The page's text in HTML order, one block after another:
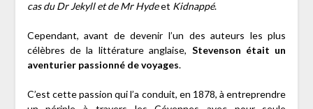
cas du Dr Jekyll et de Mr Hydeet Kidnappé.
Cependant, avant de devenir l’un des auteurs les plus
célèbres de la littérature anglaise, Stevenson était un
aventurier passionné de voyages.
C’est cette passion qui l’a conduit, en 1878, à entreprendre